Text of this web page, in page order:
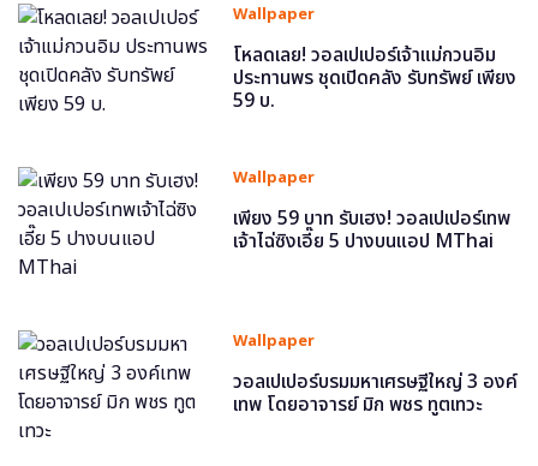
Wallpaper
โหลดเลย! วอลเปเปอร์เจ้าแม่กวนอิม
ประทานพร ชุดเปิดคลัง รับทรัพย์ เพียง
59 บ.
Wallpaper
เพียง 59 บาท รับเฮง! วอลเปเปอร์เทพ
เจ้าไฉ่ซิงเอี๊ย 5 ปางบนแอป MThai
Wallpaper
วอลเปเปอร์บรมมหาเศรษฐีใหญ่ 3 องค์
เทพ โดยอาจารย์ มิก พชร ทูตเทวะ